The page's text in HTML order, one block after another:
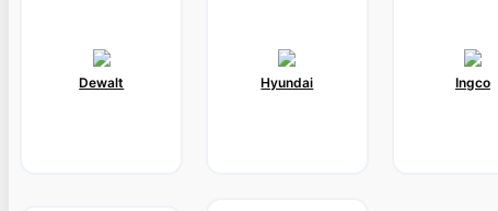
Dewalt Hyundai Ingco